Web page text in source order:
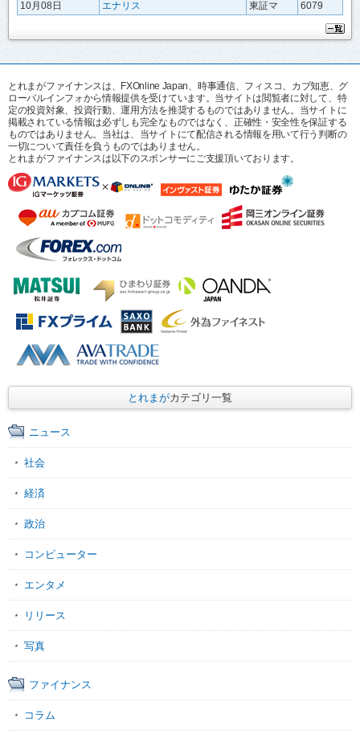
10月08日 エナリス 東証マ 6079
とれまがファイナンスは、FXOnline Japan、時事通信、フィスコ、カブ知恵、グ
ローバルインフォから情報提供を受けています。当サイトは閲覧者に対して、特
定の投資対象、投資行動、運用方法を推奨するものではありません。当サイトに
掲載されている情報は必ずしも完全なものではなく、正確性・安全性を保証する
ものではありません。当社は、当サイトにて配信される情報を用いて行う判断の
一切について責任を負うものではありません。
とれまがファイナンスは以下のスポンサーにご支援頂いております。
とれまがカテゴリ一覧
ニュース
社会
経済
政治
コンピューター
エンタメ
リリース
写真
ファイナンス
コラム